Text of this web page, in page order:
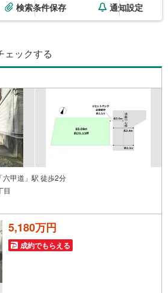
検索条件保存 通知設定
ェックする
甲道」駅 徒歩2分
目
5,180万円
成約でもらえる